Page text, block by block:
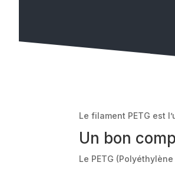
Le filament PETG est
Un bon
Le PETG